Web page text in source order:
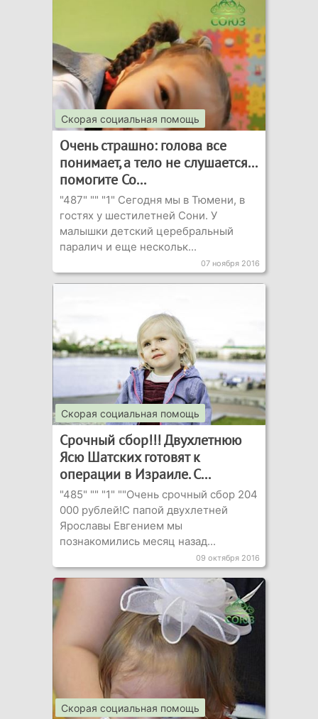
Скорая социальная помощь
Очень страшно: голова все
понимает, а тело не слушается...
помогите Со...
"487" "" "1" Сегодня мы в Тюмени, в
гостях у шестилетней Сони. У
малышки детский церебральный
паралич и еще нескольк...
07 ноября 2016
Скорая социальная помощь
Срочный сбор!!! Двухлетнюю
Ясю Шатских готовят к
операции в Израиле. С...
"485" "" "1" ""Очень срочный сбор 204
000 рублей!С папой двухлетней
Ярославы Евгением мы
познакомились месяц назад...
09 октября 2016
Скорая социальная помощь